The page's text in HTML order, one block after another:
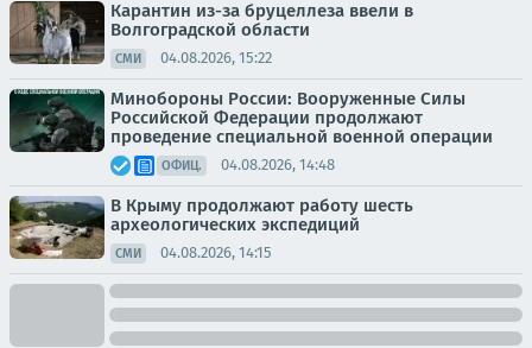
Карантин из-за бруцеллеза ввели в
Волгоградской области
СМИ 04.08.2026, 15:22
Минобороны России: Вооруженные Силы
Российской Федерации продолжают
проведение специальной военной операции
ОФИЦ. 04.08.2026, 14:48
В Крыму продолжают работу шесть
археологических экспедиций
СМИ 04.08.2026, 14:15